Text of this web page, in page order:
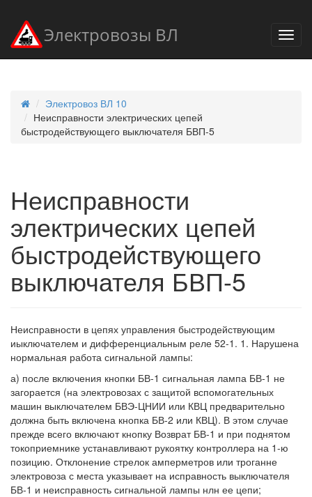
Электровозы ВЛ
Электровоз ВЛ 10
Неисправности электрических цепей
быстродействующего выключателя БВП-5
Неисправности
электрических цепей
быстродействующего
выключателя БВП-5
Неисправности в цепях управления быстродействующим
иыключателем и дифференциальным реле 52-1. 1. Нарушена
нормальная работа сигнальной лампы:
а) после включения кнопки БВ-1 сигнальная лампа БВ-1 не
загорается (на электровозах с защитой вспомогательных
машин выключателем БВЭ-ЦНИИ или КВЦ предварительно
должна быть включена кнопка БВ-2 или КВЦ). В этом случае
прежде всего включают кнопку Возврат БВ-1 и при поднятом
токоприемнике устанавливают рукоятку контроллера на 1-ю
позицию. Отклонение стрелок амперметров или троганне
электровоза с места указывает на исправность выключателя
БВ-1 и неисправность сигнальной лампы нлн ее цепи;